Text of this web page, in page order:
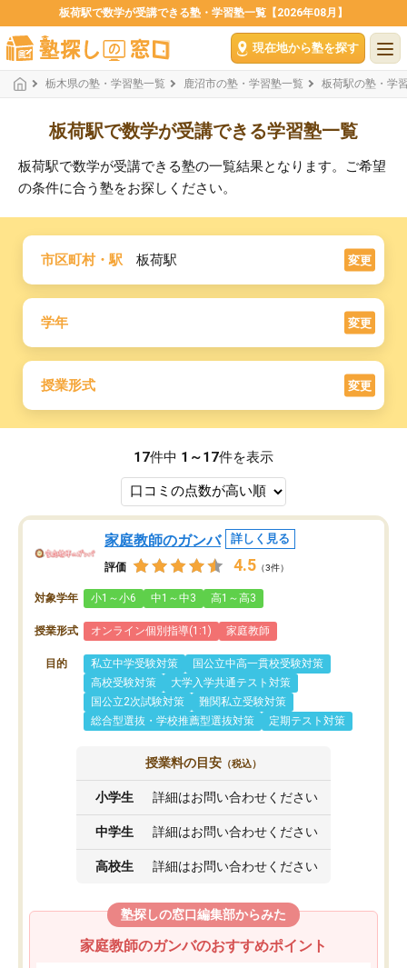
板荷駅で数学が受講できる塾・学習塾一覧【2026年08月】
現在地から塾を探す
栃木県の塾・学習塾一覧 鹿沼市の塾・学習塾一覧 板荷駅の塾・学
板荷駅で数学が受講できる学習塾一覧
板荷駅で数学が受講できる塾の一覧結果となります。ご希望
の条件に合う塾をお探しください。
市区町村・駅 板荷駅 変更
学年 変更
授業形式 変更
17件中 1～17件を表示
家庭教師のガンバ 詳しく見る
評価 4.5 （3件）
対象学年 小1～小6 中1～中3 高1～高3
授業形式 オンライン個別指導(1:1) 家庭教師
目的 私立中学受験対策
国公立中高一貫校受験対策
高校受験対策
大学入学共通テスト対策
国公立2次試験対策
難関私立受験対策
総合型選抜・学校推薦型選抜対策
定期テスト対策
授業料の目安 （税込）
小学生 詳細はお問い合わせください
中学生 詳細はお問い合わせください
高校生 詳細はお問い合わせください
塾探しの窓口編集部からみた
家庭教師のガンバのおすすめポイント